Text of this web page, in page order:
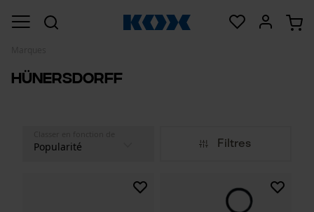
Hünersdorff
Filtres